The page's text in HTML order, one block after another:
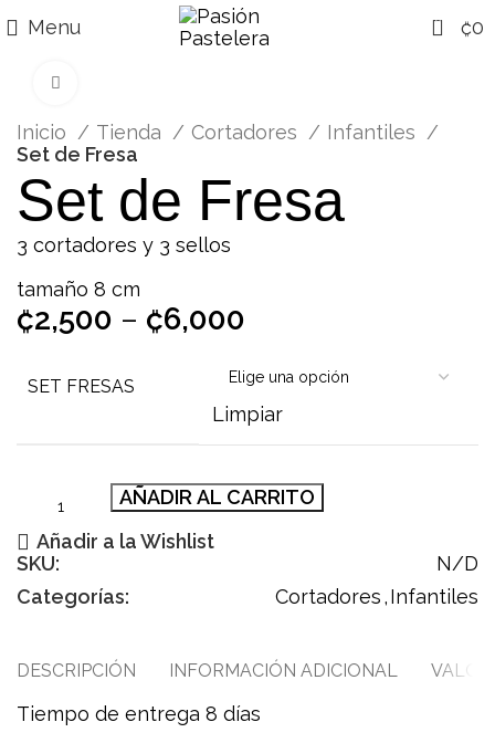
Menu 0 ₡0
Inicio Tienda Cortadores
Infantiles
Set de Fresa
Set de Fresa
3 cortadores y 3 sellos
tamaño 8 cm
₡2,500 – ₡6,000
SET FRESAS
Limpiar
AÑADIR AL CARRITO
Añadir a la Wishlist
SKU:
N/D
Categorías:
Cortadores,Infantiles
DESCRIPCIÓN INFORMACIÓN ADICIONAL
Tiempo de entrega 8 días